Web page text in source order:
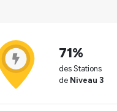
71%
des Stations
de Niveau 3